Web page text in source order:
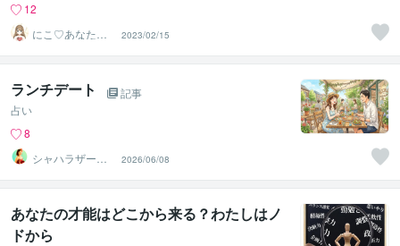
12
にこ♡あなたの
心の居場所【癒
やしボイス】
2023/02/15
ランチデート
記事
占い
8
シャハラザード
沙織
2026/06/08
あなたの才能はどこから来る？わたしはノ
ドから